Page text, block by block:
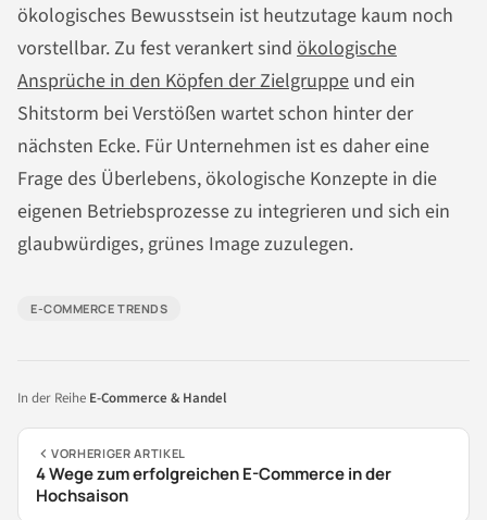
ökologisches Bewusstsein ist heutzutage kaum noch
vorstellbar. Zu fest verankert sind ökologische
Ansprüche in den Köpfen der Zielgruppe und ein
Shitstorm bei Verstößen wartet schon hinter der
nächsten Ecke. Für Unternehmen ist es daher eine
Frage des Überlebens, ökologische Konzepte in die
eigenen Betriebsprozesse zu integrieren und sich ein
glaubwürdiges, grünes Image zuzulegen.
E-COMMERCE TRENDS
In der Reihe E-Commerce & Handel
VORHERIGER ARTIKEL
4 Wege zum erfolgreichen E-Commerce in der
Hochsaison